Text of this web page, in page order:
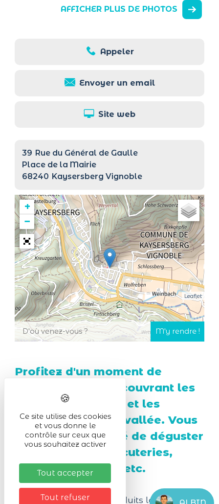
AFFICHER PLUS DE PHOTOS
Appeler
Envoyer un email
Site web
39 Rue du Général de Gaulle
Place de la Mairie
68240 Kaysersberg Vignoble
+
−
Leaflet
Profitez d'un moment de
convivialité en découvrant les
produits du terroir et les
agriculteurs de la vallée. Vous
aurez la possibilité de déguster
sur place les charcuteries,
fromages, bières, etc.
Vous aimez les bons produits locaux ?
Ce site utilise des cookies
et vous donne le
contrôle sur ceux que
vous souhaitez activer
Tout accepter
Tout refuser